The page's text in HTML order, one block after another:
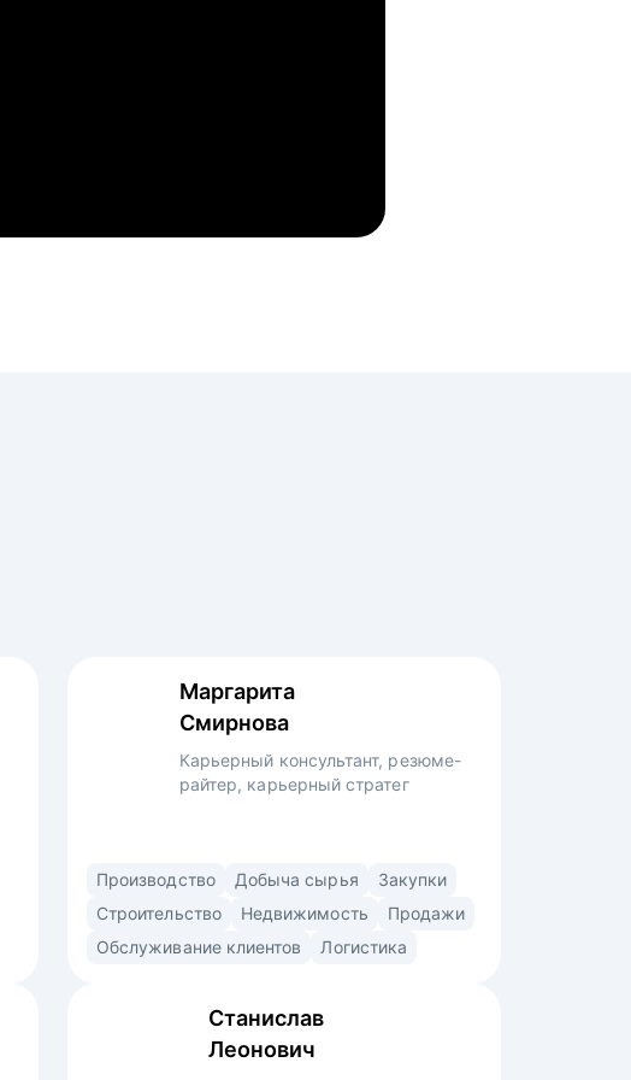
Маргарита
Смирнова
Карьерный консультант, резюме-
райтер, карьерный стратег
Карьерный консультант со специализацией
в строительстве, производстве,
безопасности, добыче сырья, продажах,
образовании, HR. • Помогла
с трудоустройством топ-менеджерам,
Производство Добыча сырья
Закупки
Строительство
Недвижимость
Продажи
Обслуживание клиентов
Логистика
Станислав
Леонович